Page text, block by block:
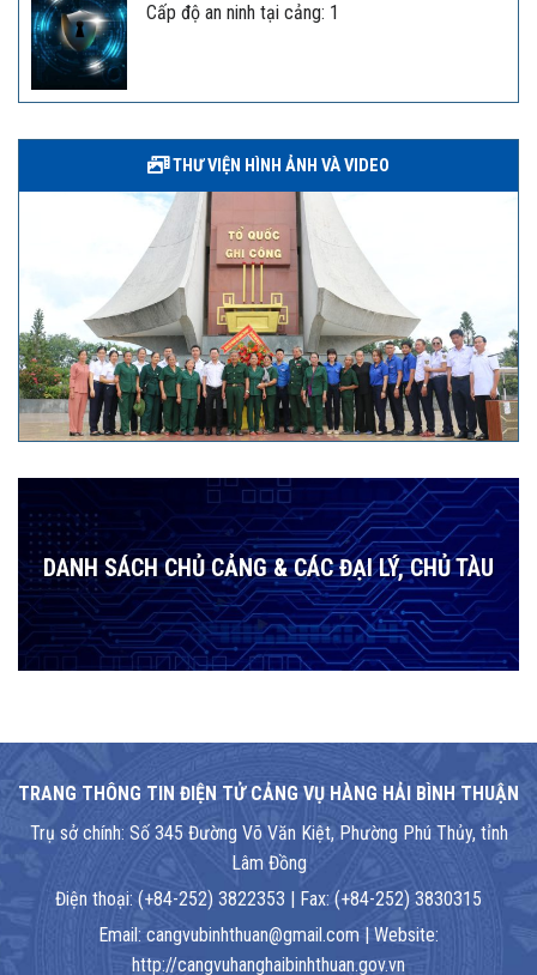
Cấp độ an ninh tại cảng: 1
THƯ VIỆN HÌNH ẢNH VÀ VIDEO
DANH SÁCH CHỦ CẢNG & CÁC ĐẠI LÝ, CHỦ TÀU
TRANG THÔNG TIN ĐIỆN TỬ CẢNG VỤ HÀNG HẢI BÌNH THUẬN
Trụ sở chính: Số 345 Đường Võ Văn Kiệt, Phường Phú Thủy, tỉnh
Lâm Đồng
Điện thoại: (+84-252) 3822353 | Fax: (+84-252) 3830315
Email: cangvubinhthuan@gmail.com | Website:
http://cangvuhanghaibinhthuan.gov.vn